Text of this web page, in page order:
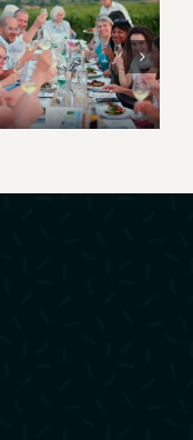
Un week-
end au
cœur du
Beaujolais